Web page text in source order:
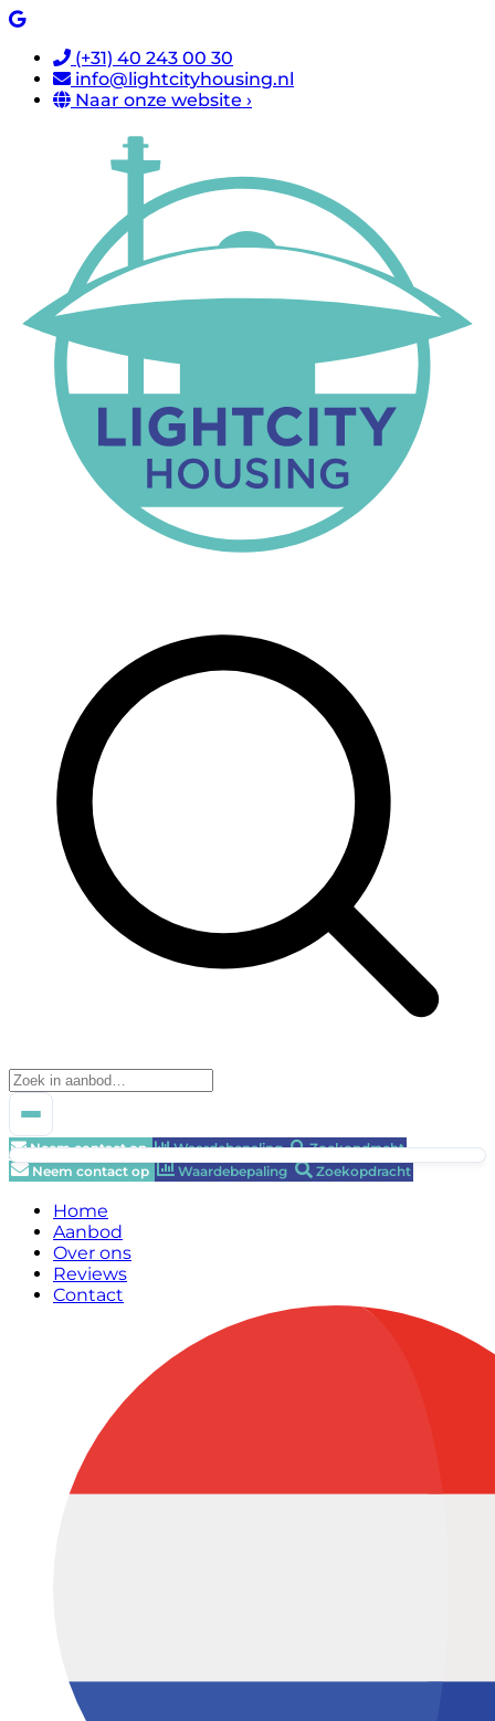
(+31) 40 243 00 30
info@lightcityhousing.nl
Naar onze website ›
Neem contact op Waardebepaling
Zoekopdracht
Neem contact op
Waardebepaling Zoekopdracht
Home
Aanbod
Over ons
Reviews
Contact